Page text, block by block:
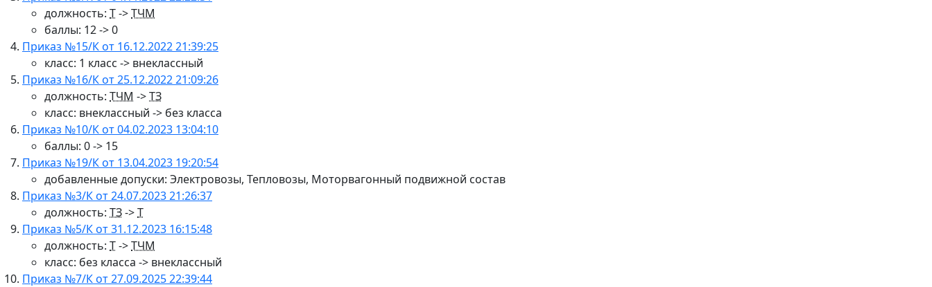
должность: Т->ТЧМ
баллы: 12 -> 0
Приказ №15/К от 16.12.2022 21:39:25
класс: 1 класс -> внеклассный
Приказ №16/К от 25.12.2022 21:09:26
должность: ТЧМ ->ТЗ
класс: внеклассный -> без класса
Приказ №10/К от 04.02.2023 13:04:10
баллы: 0 -> 15
Приказ №19/К от 13.04.2023 19:20:54
добавленные допуски: Электровозы, Тепловозы, Моторвагонный подвижной состав
Приказ №3/К от 24.07.2023 21:26:37
должность: ТЗ->Т
Приказ №5/К от 31.12.2023 16:15:48
должность: Т->ТЧМ
класс: без класса -> внеклассный
Приказ №7/К от 27.09.2025 22:39:44